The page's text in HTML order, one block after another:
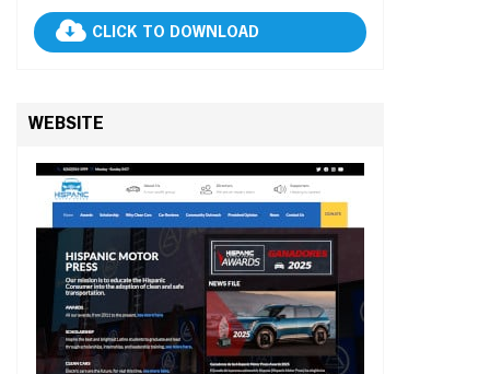
CLICK TO DOWNLOAD
WEBSITE